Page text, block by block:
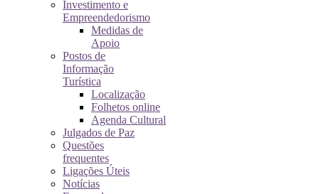
Investimento e
Empreendedorismo
Medidas de
Apoio
Postos de
Informação
Turística
Localização
Folhetos online
Agenda Cultural
Julgados de Paz
Questões
frequentes
Ligações Úteis
Notícias